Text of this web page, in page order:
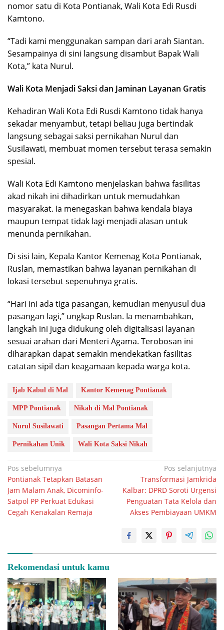
nomor satu di Kota Pontianak, Wali Kota Edi Rusdi
Kamtono.
“Tadi kami menggunakan sampan dari arah Siantan.
Sesampainya di sini langsung disambut Bapak Wali
Kota,” kata Nurul.
Wali Kota Menjadi Saksi dan Jaminan Layanan Gratis
Kehadiran Wali Kota Edi Rusdi Kamtono tidak hanya
sekadar menyambut, tetapi beliau juga bertindak
langsung sebagai saksi pernikahan Nurul dan
Susilawati, membuat momen tersebut terasa semakin
spesial.
Wali Kota Edi Kamtono menjelaskan bahwa fasilitas
akad nikah ini dihadirkan untuk memudahkan
masyarakat. Ia menegaskan bahwa kendala biaya
maupun tempat tidak lagi menjadi alasan untuk
menunda pernikahan.
Di sisi lain, Kepala Kantor Kemenag Kota Pontianak,
Ruslan, memastikan bahwa layanan pernikahan di
lokasi tersebut sepenuhnya gratis.
“Hari ini ada tiga pasangan, kemudian menyusul dua
pasangan lagi,” ungkap Ruslan. Ia menambahkan,
langkah ini juga didukung oleh digitalisasi layanan
sesuai arahan dari Menteri Agama. Terobosan ini
diharapkan dapat semakin mendekatkan fasilitas
catatan sipil dan keagamaan kepada warga kota.
Ijab Kabul di Mal Kantor Kemenag Pontianak
MPP Pontianak Nikah di Mal Pontianak
Nurul Susilawati Pasangan Pertama Mal
Pernikahan Unik Wali Kota Saksi Nikah
Navigasi
pos
Pos sebelumnya
Pontianak Tetapkan Batasan
Jam Malam Anak, Dicominfo-
Satpol PP Perkuat Edukasi
Cegah Kenakalan Remaja
Pos selanjutnya
Transformasi Jamkrida
Kalbar: DPRD Soroti Urgensi
Penguatan Tata Kelola dan
Akses Pembiayaan UMKM
Rekomendasi untuk kamu